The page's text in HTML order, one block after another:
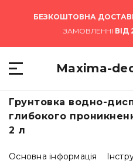
БЕЗКОШТОВНА
ЗАМОВЛЕННІ ВІД
Maxima-
Грунтовка водно-
глибокого
2 л
Основна інформація